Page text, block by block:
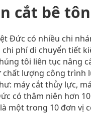
cắt bê
Đức có nhiều chi
phí di chuyển tiết
tôi liên tục nâng
lượng công trình
máy cắt thủy lực,
có thâm niên hơn
một trong 10 đơn vị